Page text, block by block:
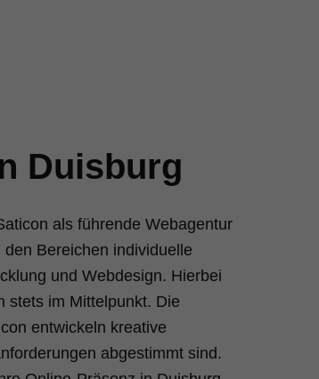
Duisburg
als führende Webagentur
Bereichen individuelle
und Webdesign. Hierbei
stets im Mittelpunkt. Die
entwickeln kreative
abgestimmt sind.